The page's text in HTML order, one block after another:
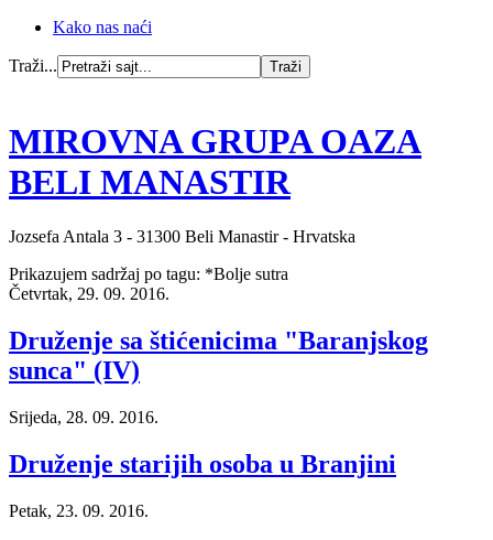
Kako nas naći
Traži...
MIROVNA GRUPA OAZA
BELI MANASTIR
Jozsefa Antala 3 - 31300 Beli Manastir - Hrvatska
Prikazujem sadržaj po tagu: *Bolje sutra
Četvrtak, 29. 09. 2016.
Druženje sa štićenicima "Baranjskog
sunca" (IV)
Srijeda, 28. 09. 2016.
Druženje starijih osoba u Branjini
Petak, 23. 09. 2016.